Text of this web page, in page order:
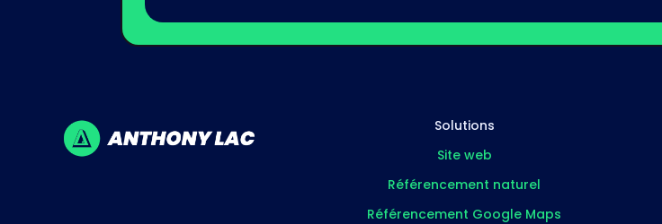
Solutions
Site web
Référencement naturel
Référencement Google Maps